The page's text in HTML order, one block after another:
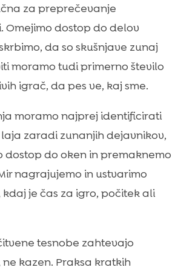
za preprečevanje
Omejimo dostop do delov
da so skušnjave zunaj
moramo tudi primerno število
igrač, da pes ve, kaj sme.
moramo najprej identificirati
laja zaradi zunanjih dejavnikov,
dostop do oken in premaknemo
nagrajujemo in ustvarimo
je čas za igro, počitek ali
tesnobe zahtevajo
kazen. Praksa kratkih